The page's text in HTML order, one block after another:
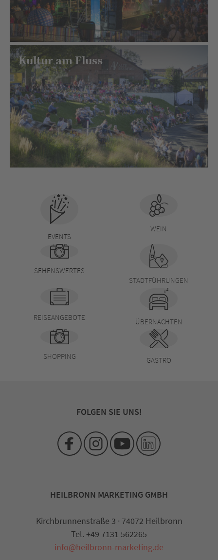
Kultur am Fluss
EVENTS
WEIN
SEHENSWERTES
STADTFÜHRUNGEN
REISEANGEBOTE
ÜBERNACHTEN
SHOPPING GASTRO
FOLGEN SIE UNS!
HEILBRONN MARKETING GMBH
Kirchbrunnenstraße 3 · 74072 Heilbronn
Tel. +49 7131 562265
info@heilbronn-marketing.de